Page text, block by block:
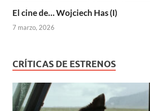
El cine de… Wojciech Has (I)
7 marzo, 2026
CRÍTICAS DE ESTRENOS